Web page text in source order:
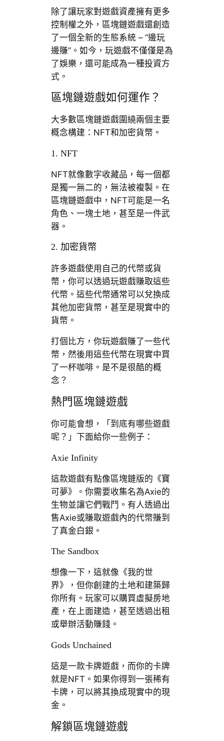
除了讓玩家對遊戲資產擁有更多
控制權之外，區塊鏈遊戲還創造
了一個全新的生態系統 – “邊玩
邊賺”。如今，玩遊戲不僅僅是為
了娛樂，還可能成為一種投資方
式。
區塊鏈遊戲如何運作？
大多數區塊鏈遊戲圍繞兩個主要
概念構建：NFT和加密貨幣。
1. NFT
NFT就像數字收藏品，每一個都
是獨一無二的，無法被複製。在
區塊鏈遊戲中，NFT可能是一名
角色、一塊土地，甚至是一件武
器。
2. 加密貨幣
許多遊戲使用自己的代幣或貨
幣，你可以透過玩遊戲賺取這些
代幣。這些代幣通常可以兌換成
其他加密貨幣，甚至是現實中的
貨幣。
打個比方，你玩遊戲賺了一些代
幣，然後用這些代幣在現實中買
了一杯咖啡。是不是很酷的概
念？
熱門區塊鏈遊戲
你可能會想，「到底有哪些遊戲
呢？」下面給你一些例子：
Axie Infinity
這款遊戲有點像區塊鏈版的《寶
可夢》。你需要收集名為Axie的
生物並讓它們戰鬥。有人透過出
售Axie或賺取遊戲內的代幣賺到
了真金白銀。
The Sandbox
想像一下，這就像《我的世
界》，但你創建的土地和建築歸
你所有。玩家可以購買虛擬房地
產，在上面建造，甚至透過出租
或舉辦活動賺錢。
Gods Unchained
這是一款卡牌遊戲，而你的卡牌
就是NFT。如果你得到一張稀有
卡牌，可以將其換成現實中的現
金。
解鎖區塊鏈遊戲